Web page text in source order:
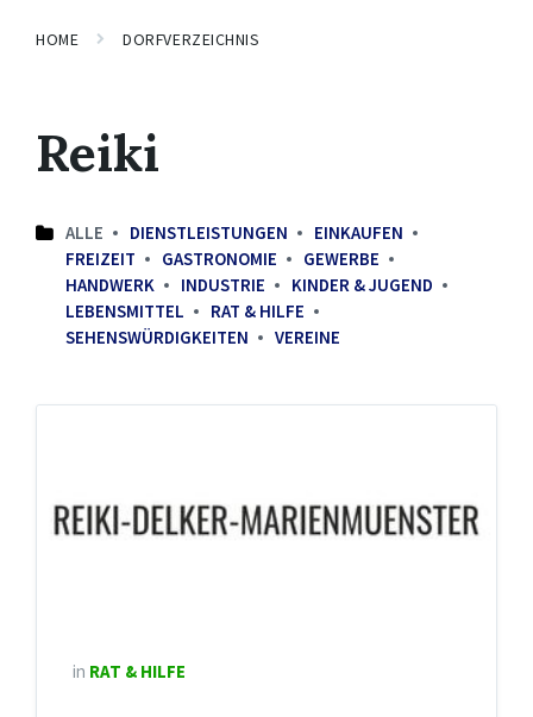
HOME DORFVERZEICHNIS
Reiki
ALLE DIENSTLEISTUNGEN
EINKAUFEN
FREIZEIT
GASTRONOMIE
GEWERBE
HANDWERK
INDUSTRIE
KINDER & JUGEND
LEBENSMITTEL
RAT & HILFE
SEHENSWÜRDIGKEITEN
VEREINE
in RAT & HILFE